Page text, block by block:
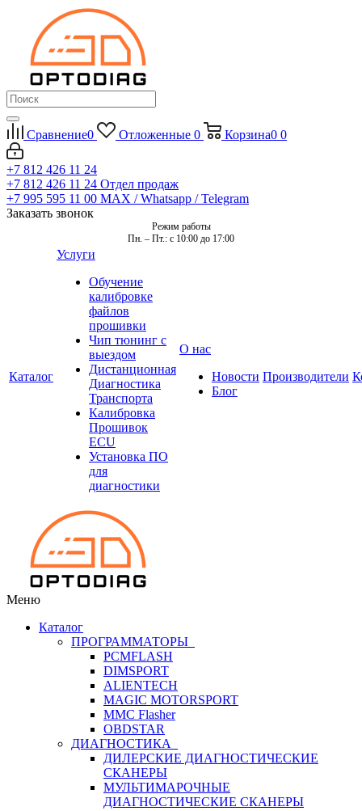
Сравнение0 Отложенные 0 Корзина0 0
+7 812 426 11 24
+7 812 426 11 24 Отдел продаж
+7 995 595 11 00 MAX / Whatsapp / Telegram
Заказать звонок
Режим работы
Пн. – Пт.: с 10:00 до 17:00
Каталог
Услуги
Обучение
калибровке
файлов
прошивки
Чип тюнинг с
выездом
Дистанционная
Диагностика
Транспорта
Калибровка
Прошивок
ECU
Установка ПО
для
диагностики
О нас
Новости
Блог
Производители
Меню
Каталог
ПРОГРАММАТОРЫ
PCMFLASH
DIMSPORT
ALIENTECH
MAGIC MOTORSPORT
MMC Flasher
OBDSTAR
ДИАГНОСТИКА
ДИЛЕРСКИЕ ДИАГНОСТИЧЕСКИЕ
СКАНЕРЫ
МУЛЬТИМАРОЧНЫЕ
ДИАГНОСТИЧЕСКИЕ СКАНЕРЫ